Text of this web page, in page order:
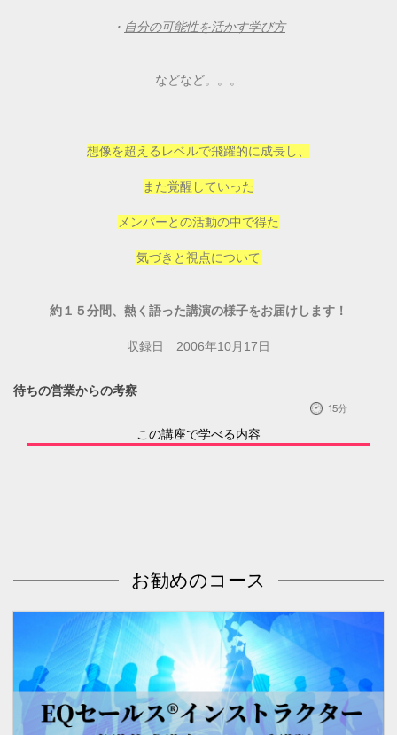
・ 自分の可能性を活かす学び方
などなど。。。
想像を超えるレベルで飛躍的に成長し、
また覚醒していった
メンバーとの活動の中で得た
気づきと視点について
約１５分間、熱く語った講演の様子をお届けします！
収録日 2006年10月17日
待ちの営業からの考察
15分
この講座で学べる内容
お勧めのコース